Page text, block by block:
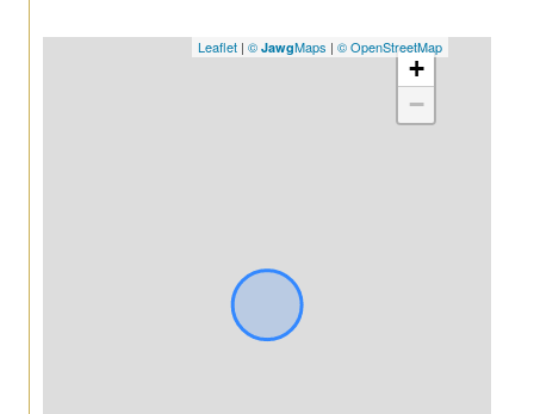
+
−
Leaflet | © JawgMaps | © OpenStreetMap